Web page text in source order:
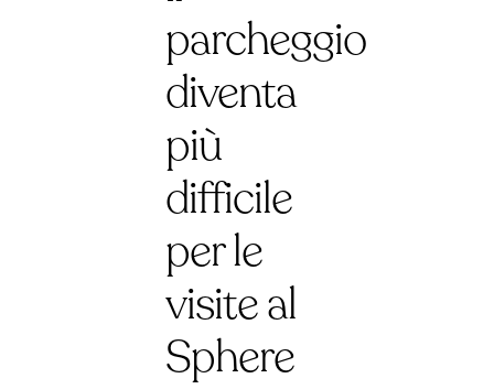
parcheggio
diventa
più
difficile
per le
visite al
Sphere